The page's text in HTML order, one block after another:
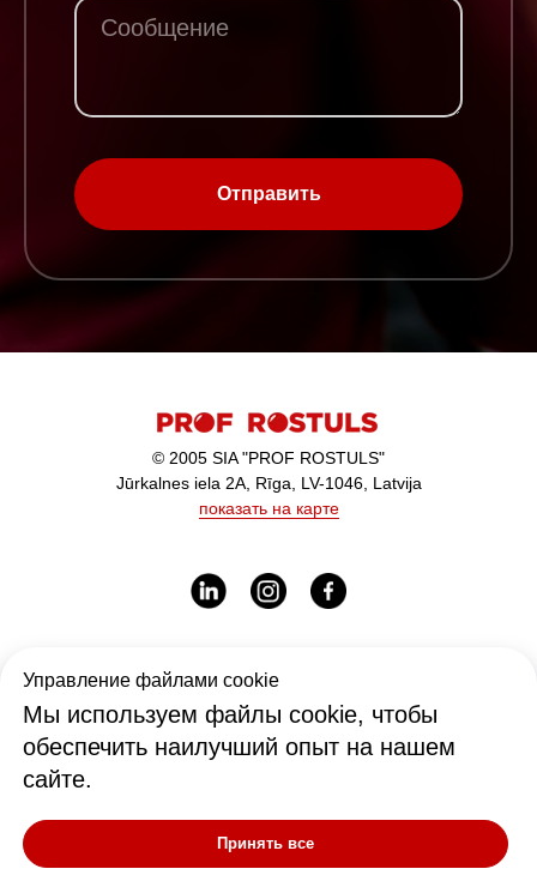
Управление файлами cookie
Мы используем файлы cookie, чтобы
обеспечить наилучший опыт на нашем
сайте.
Принять все
Отправить
© 2005 SIA "PROF ROSTULS"
Jūrkalnes iela 2A, Rīga, LV-1046, Latvija
показать на карте
office@rostul.lv
Рабочее время:
I-V - 9:00-17:00